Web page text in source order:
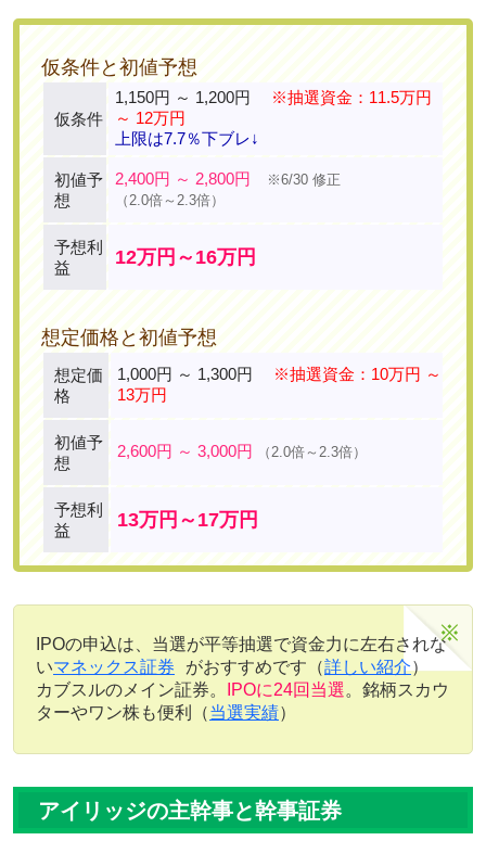
仮条件と初値予想
仮条件
1,150円 ～ 1,200円
※抽選資金：11.5万円
～ 12万円
上限は7.7％下ブレ↓
初値予
想
2,400円 ～ 2,800円
※6/30 修正
（2.0倍～2.3倍）
予想利
益
12万円～16万円
想定価格と初値予想
想定価
格
1,000円 ～ 1,300円
※抽選資金：10万円 ～
13万円
初値予
想
2,600円 ～ 3,000円 （2.0倍～2.3倍）
予想利
益
13万円～17万円
IPOの申込は、当選が平等抽選で資金力に左右されな
いマネックス証券 がおすすめです（詳しい紹介）
カブスルのメイン証券。
IPOに24回当選。銘柄スカウ
ターやワン株も便利（当選実績）
アイリッジの主幹事と幹事証券